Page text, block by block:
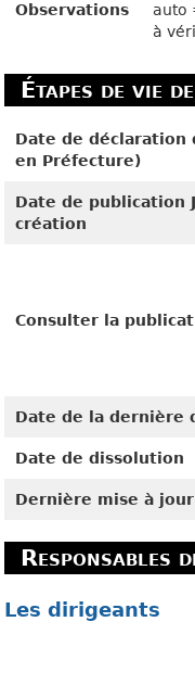
Observations
auto
à
Étapes de vie
Date de déclaration
en Préfecture)
Date de publication
création
Consulter la
Date de la dernière
Date de dissolution
Dernière mise à
Responsables
Les dirigeants